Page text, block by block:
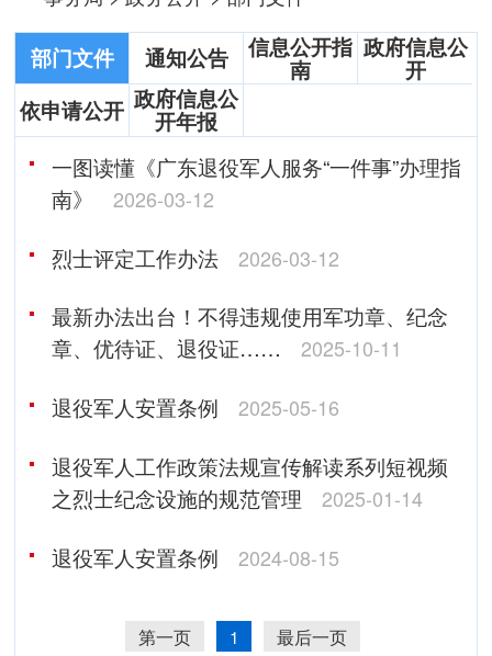
部门文件 通知公告 信息公开指
南
政府信息公
开
依申请公开 政府信息公
开年报
一图读懂《广东退役军人服务“一件事”办理指
南》
2026-03-12
烈士评定工作办法 2026-03-12
最新办法出台！不得违规使用军功章、纪念
章、优待证、退役证……
2025-10-11
退役军人安置条例 2025-05-16
退役军人工作政策法规宣传解读系列短视频
之烈士纪念设施的规范管理
2025-01-14
退役军人安置条例 2024-08-15
第一页 1 最后一页